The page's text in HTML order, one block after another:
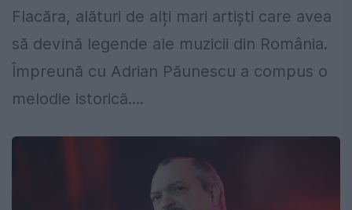
Flacăra, alături de alți mari artiști care avea
să devină legende ale muzicii din România.
Împreună cu Adrian Păunescu a compus o
melodie istorică....